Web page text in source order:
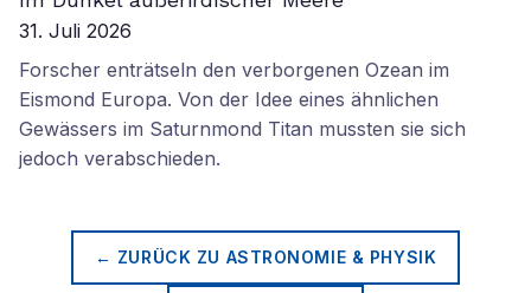
31. Juli 2026
Forscher enträtseln den verborgenen Ozean im
Eismond Europa. Von der Idee eines ähnlichen
Gewässers im Saturnmond Titan mussten sie sich
jedoch verabschieden.
← ZURÜCK ZU ASTRONOMIE & PHYSIK